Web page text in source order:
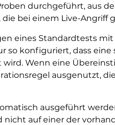
durchgeführt, aus
bei einem Live-Angriff
eines Standardtests
konfiguriert, dass eine
Wenn eine
ausgenutzt,
ausgeführt
auf einer der